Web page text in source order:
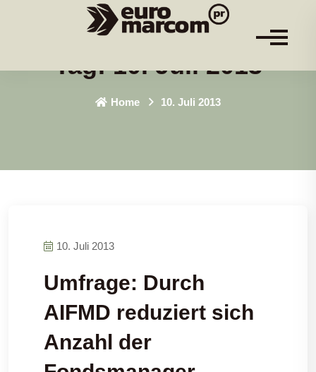
Tag:10. Juli 2013
Home 10. Juli 2013
10. Juli 2013
Umfrage: Durch
AIFMD reduziert sich
Anzahl der